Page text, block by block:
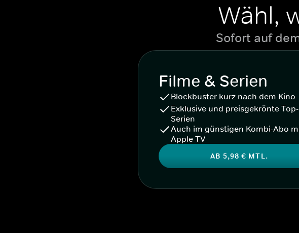
Wähl,
Sofort auf
Filme & Serien
Blockbuster kurz nach dem Kino
Exklusive und preisgekrönte Top-
Serien
Auch im günstigen Kombi-Abo
Apple TV
AB 5,98 € MTL.